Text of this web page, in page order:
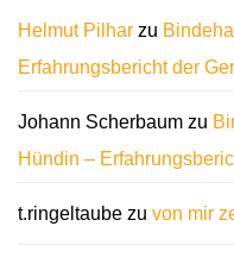
Helmut Pilhar zu
Erfahrungsbericht der
Johann Scherbaum zu
Hündin –
t.ringeltaube zu von mir